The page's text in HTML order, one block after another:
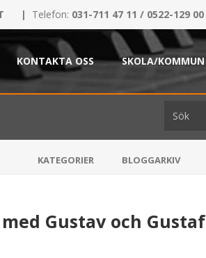
| Telefon: 031-711 47 11 / 0522-129 00
KONTAKTA OSS SKOLA/KOMMUN
Gustav och Gustaf
KATEGORIER BLOGGARKIV